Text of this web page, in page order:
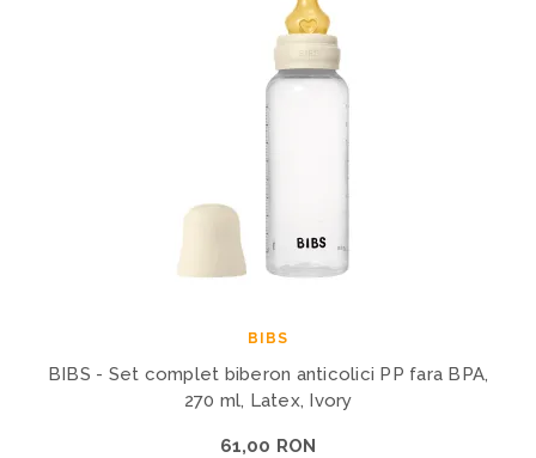
BIBS
BIBS - Set complet biberon anticolici PP fara BPA,
270 ml, Latex, Ivory
61,00 RON